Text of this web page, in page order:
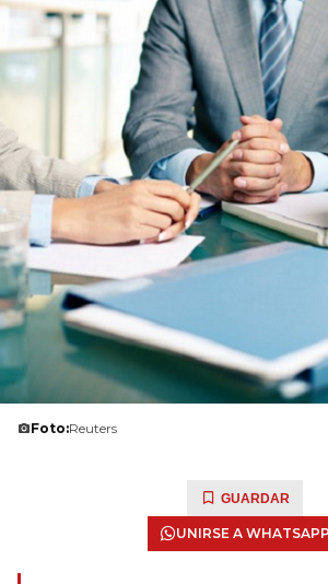
Foto:Reuters
GUARDAR
UNIRSE A WHATSAPP